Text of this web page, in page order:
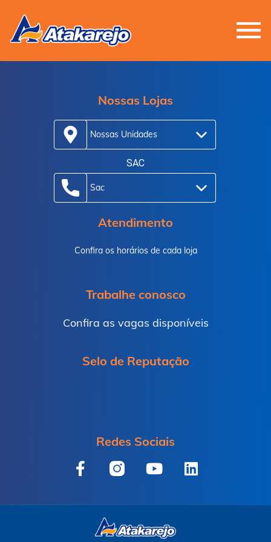
Nossas Lojas
Nossas Unidades
SAC
Sac
Atendimento
Confira os horários de cada loja
Trabalhe conosco
Confira as vagas disponíveis
Selo de Reputação
Redes Sociais